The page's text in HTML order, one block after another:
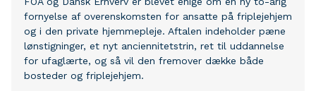
fornyelse af overenskomsten for ansatte på friplejehjem
og i den private hjemmepleje. Aftalen indeholder pæne
lønstigninger, et nyt anciennitetstrin, ret til uddannelse
for ufaglærte, og så vil den fremover dække både
bosteder og friplejehjem.